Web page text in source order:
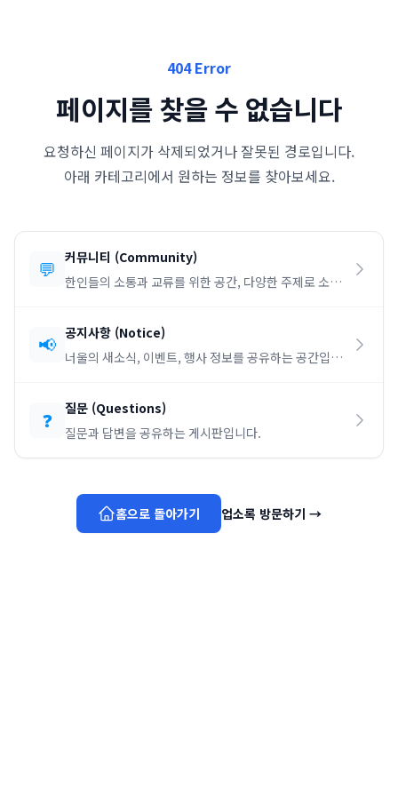
404 Error
페이지를 찾을 수 없습니다
요청하신 페이지가 삭제되었거나 잘못된 경로입니다.
아래 카테고리에서 원하는 정보를 찾아보세요.
💬 커뮤니티 (Community)
한인들의 소통과 교류를 위한 공간, 다양한 주제로 소통
📢 공지사항 (Notice)
너울의 새소식, 이벤트, 행사 정보를 공유하는 공간입니
❓ 질문 (Questions)
질문과 답변을 공유하는 게시판입니다.
홈으로 돌아가기 업소록 방문하기 →